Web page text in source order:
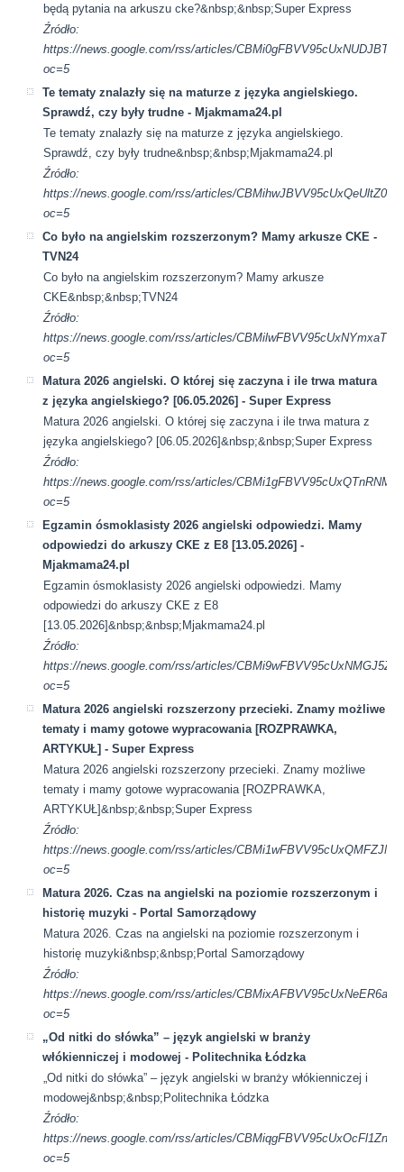
będą pytania na arkuszu cke?&nbsp;&nbsp;Super Express
Źródło:
https://news.google.com/rss/articles/
oc=5
Te tematy znalazły się na maturze z języka angielskiego.
Sprawdź, czy były trudne - Mjakmama24.pl
Te tematy znalazły się na maturze z języka angielskiego.
Sprawdź, czy były trudne&nbsp;&nbsp;Mjakmama24.pl
Źródło:
https://news.google.com/rss/articles/
oc=5
Co było na angielskim rozszerzonym? Mamy arkusze CKE -
TVN24
Co było na angielskim rozszerzonym? Mamy arkusze
CKE&nbsp;&nbsp;TVN24
Źródło:
https://news.google.com/rss/articles/
oc=5
Matura 2026 angielski. O której się zaczyna i ile trwa matura
z języka angielskiego? [06.05.2026] - Super Express
Matura 2026 angielski. O której się zaczyna i ile trwa matura z
języka angielskiego? [06.05.2026]&nbsp;&nbsp;Super Express
Źródło:
https://news.google.com/rss/articles/
oc=5
Egzamin ósmoklasisty 2026 angielski odpowiedzi. Mamy
odpowiedzi do arkuszy CKE z E8 [13.05.2026] -
Mjakmama24.pl
Egzamin ósmoklasisty 2026 angielski odpowiedzi. Mamy
odpowiedzi do arkuszy CKE z E8
[13.05.2026]&nbsp;&nbsp;Mjakmama24.pl
Źródło:
https://news.google.com/rss/articles/
oc=5
Matura 2026 angielski rozszerzony przecieki. Znamy możliwe
tematy i mamy gotowe wypracowania [ROZPRAWKA,
ARTYKUŁ] - Super Express
Matura 2026 angielski rozszerzony przecieki. Znamy możliwe
tematy i mamy gotowe wypracowania [ROZPRAWKA,
ARTYKUŁ]&nbsp;&nbsp;Super Express
Źródło:
https://news.google.com/rss/articles/
oc=5
Matura 2026. Czas na angielski na poziomie rozszerzonym i
historię muzyki - Portal Samorządowy
Matura 2026. Czas na angielski na poziomie rozszerzonym i
historię muzyki&nbsp;&nbsp;Portal Samorządowy
Źródło:
https://news.google.com/rss/articles/
oc=5
„Od nitki do słówka” – język angielski w branży
włókienniczej i modowej - Politechnika Łódzka
„Od nitki do słówka” – język angielski w branży włókienniczej i
modowej&nbsp;&nbsp;Politechnika Łódzka
Źródło:
https://news.google.com/rss/articles/
oc=5